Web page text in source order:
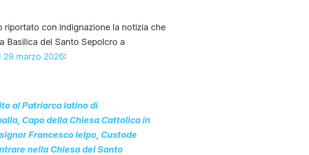
con indignazione la notizia che
Basilica del Santo Sepolcro a
29 marzo 2026:
al Patriarca latino di
Capo della Chiesa Cattolica in
Francesco Ielpo, Custode
nella Chiesa del Santo